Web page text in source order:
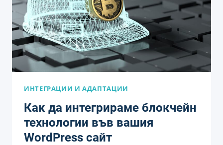
(AR)
ИЗЖИВЯВАНИЯ
С
WORDPRESS
ИНТЕГРАЦИИ И АДАПТАЦИИ
Как да интегрираме блокчейн
технологии във вашия
WordPress сайт